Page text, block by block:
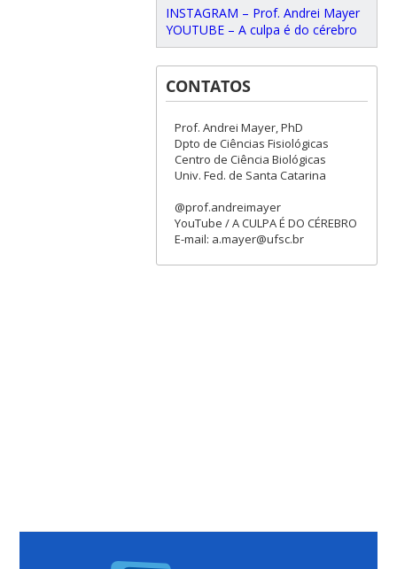
INSTAGRAM – Prof. Andrei Mayer
YOUTUBE – A culpa é do cérebro
CONTATOS
Prof. Andrei Mayer, PhD
Dpto de Ciências Fisiológicas
Centro de Ciência Biológicas
Univ. Fed. de Santa Catarina
@prof.andreimayer
YouTube / A CULPA É DO CÉREBRO
E-mail: a.mayer@ufsc.br